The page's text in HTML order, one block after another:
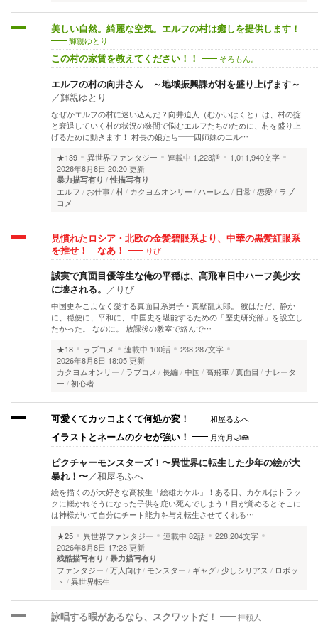
美しい自然。綺麗な空気。エルフの村は癒しを提供します！
輝親ゆとり
この村の家賃を教えてください！！ そろもん。
エルフの村の向井さん ～地域振興課が村を盛り上げます～
／輝親ゆとり
なぜかエルフの村に迷い込んだ？向井迫人（むかいはくと）は、村の掟
と衰退していく村の状況の狭間で悩むエルフたちのために、村を盛り上
げるために動きます！ 村長の娘たち――四姉妹のエル…
★139
異世界ファンタジー 連載中 1,223話
1,011,940文字
2026年8月8日 20:20 更新
暴力描写有り 性描写有り
エルフ お仕事 村 カクヨムオンリー ハーレム 日常 恋愛
ラブ
コメ
見慣れたロシア・北欧の金髪碧眼系より、中華の黒髪紅眼系
を推せ！ なあ！
りび
誠実で真面目優等生な俺の平穏は、高飛車日中ハーフ美少女
に壊される。 ／ りび
中国史をこよなく愛する真面目系男子・真壁龍太郎。 彼はただ、静か
に、穏便に、平和に、 中国史を堪能するための「歴史研究部」を設立し
たかった。 なのに。 放課後の教室で絡んで…
★18
ラブコメ 連載中 100話
238,287文字
2026年8月8日 18:05 更新
カクヨムオンリー
ラブコメ 長編 中国 高飛車 真面目
ナレータ
ー
初心者
可愛くてカッコよくて何処か変！ 和屋るふへ
イラストとネームのクセが強い！ 月海月🌙🪼
ピクチャーモンスターズ！〜異世界に転生した少年の絵が大
暴れ！〜／和屋るふへ
絵を描くのが大好きな高校生「絵雄カケル」！ある日、カケルはトラッ
クに轢かれそうになった子供を庇い死んでしまう！目が覚めるとそこに
は神様がいて自分にチート能力を与え転生させてくれる…
★25
異世界ファンタジー 連載中 82話
228,204文字
2026年8月8日 17:28 更新
残酷描写有り 暴力描写有り
ファンタジー 万人向け モンスター ギャグ 少しシリアス
ロボッ
ト
異世界転生
詠唱する暇があるなら、スクワットだ！ 拝頼人